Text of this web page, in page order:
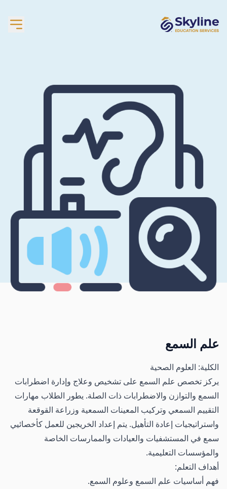
علم السمع
الكلية: العلوم الصحية
يركز تخصص علم السمع على تشخيص وعلاج وإدارة اضطرابات
السمع والتوازن والاضطرابات ذات الصلة. يطور الطلاب مهارات
التقييم السمعي وتركيب المعينات السمعية وزراعة القوقعة
واستراتيجيات إعادة التأهيل. يتم إعداد الخريجين للعمل كأخصائيي
سمع في المستشفيات والعيادات والممارسات الخاصة
والمؤسسات التعليمية.
أهداف التعلم:
فهم أساسيات علم السمع وعلوم السمع.